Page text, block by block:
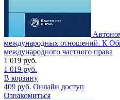
международных отношений. К
международного частного права
1 019 руб.
1 019 руб.
В корзину
409 руб. Онлайн доступ
Ознакомиться